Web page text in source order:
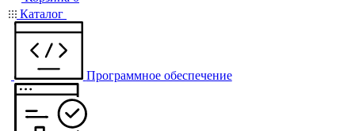
Каталог
Программное обеспечение